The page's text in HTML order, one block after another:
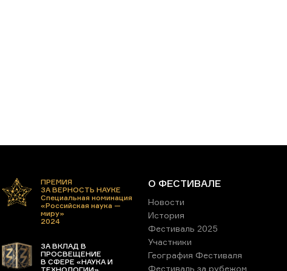
ПРЕМИЯ
ЗА ВЕРНОСТЬ НАУКЕ
Специальная номинация
«Российская наука —
миру»
2024
ЗА ВКЛАД В
ПРОСВЕЩЕНИЕ
В СФЕРЕ «НАУКА И
О ФЕСТИВАЛЕ
Новости
История
Фестиваль 2025
Участники
География Фестиваля
Фестиваль за рубежом